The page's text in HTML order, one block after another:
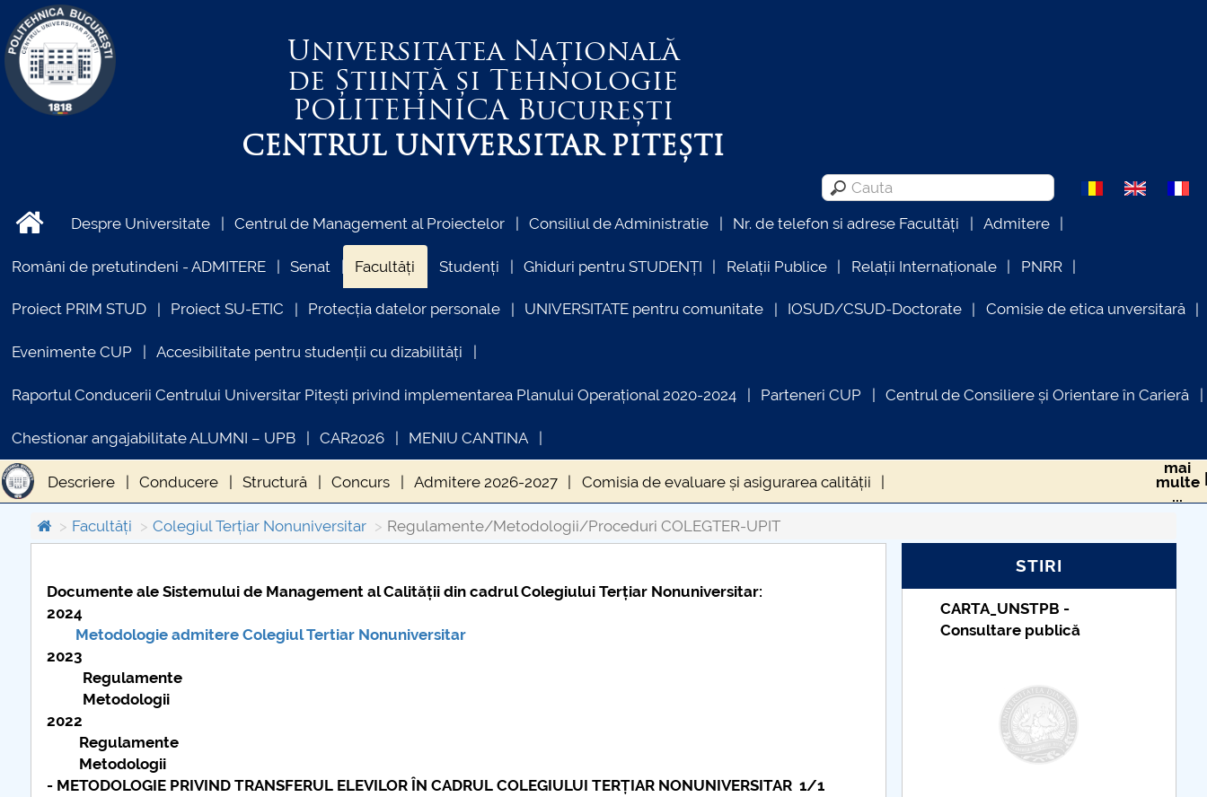
Universitatea Națională
de Știință și Tehnologie
POLITEHNICABucurești
CENTRUL UNIVERSITAR PITEȘTI
Despre Universitate Centrul de Management al Proiectelor Consiliul de Administratie Nr. de telefon si adrese Facultăți Admitere
Români de pretutindeni - ADMITERE Senat Facultăți Studenți Ghiduri pentru STUDENȚI Relații Publice Relații Internaționale PNRR
Proiect PRIM STUD Proiect SU-ETIC Protecția datelor personale UNIVERSITATE pentru comunitate IOSUD/CSUD-Doctorate Comisie de etica unversitară
Evenimente CUP Accesibilitate pentru studenții cu dizabilități
Raportul Conducerii Centrului Universitar Pitești privind implementarea Planului Operațional 2020-2024 Parteneri CUP Centrul de Consiliere și Orientare în Carieră
Chestionar angajabilitate ALUMNI – UPB CAR2026 MENIU CANTINA
Descriere Conducere Structură Concurs Admitere 2026-2027 Comisia de evaluare și asigurarea calității
Regulamente/Metodologii/Proceduri COLEGTER-UPIT Contact COLEGTER-UPIT Evenimente CTN
mai
multe
...
Facultăți
Colegiul Terțiar Nonuniversitar Regulamente/Metodologii/Proceduri COLEGTER-UPIT
Documente ale Sistemului de Management al Calității din cadrul Colegiului Terțiar Nonuniversitar:
2024
Metodologie admitere Colegiul Tertiar Nonuniversitar
2023
Regulamente
Metodologii
2022
Regulamente
Metodologii
- METODOLOGIE PRIVIND TRANSFERUL ELEVILOR ÎN CADRUL COLEGIULUI TERȚIAR NONUNIVERSITAR 1/1
STIRI
PRIMSTUD 26.03.2026
Taxe de școlarizare
indexate – Centrul